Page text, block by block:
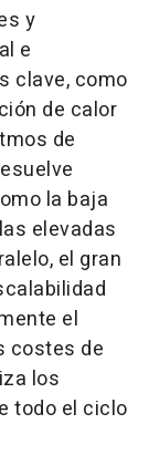
y
e
clave, como
de calor
de
la baja
elevadas
el gran
el
costes de
los
todo el ciclo